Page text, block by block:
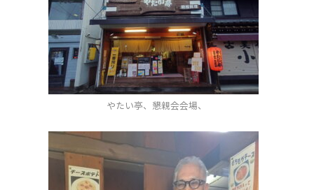
やたい亭、懇親会会場、